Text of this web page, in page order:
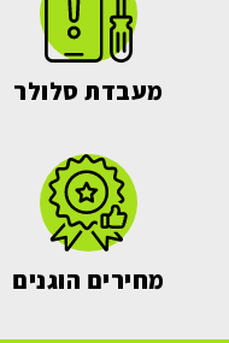
מעבדת סלולר
מחירים הוגנים